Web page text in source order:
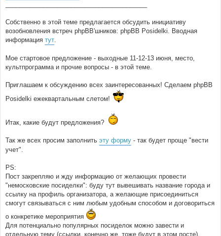
Собственно в этой теме предлагается обсудить инициативу
возобновления встреч phpBB'шников: phpBB Posidelki. Вводная
информация тут.
Мое стартовое предложение - выходные 11-12-13 июня, место,
культпрограмма и прочие вопросы - в этой теме.
Приглашаем к обсуждению всех заинтересованных! Сделаем phpBB
Posidelki ежеквартальным слетом!
Итак, какие будут предложения?
Так же всех просим заполнить эту форму - так будет проще "вести
учет".
PS:
Пост закрепляю и жду информацию от желающих провести
"немосковские посиделки": буду тут вывешивать название города и
ссылку на профиль организатора, а желающие присоединиться
смогут связываться с ним любым удобным способом и договориться
о конкретике мероприятия
Для потенциально популярных посиделок можно завести и
отдельную тему (ссылки, конечно же, тоже будут в этом посте).